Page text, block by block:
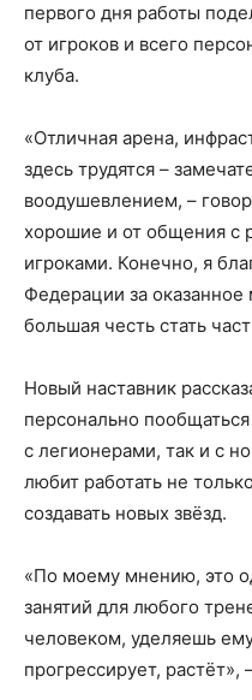
первого дня работы
от игроков и всего
клуба.
«Отличная арена,
здесь трудятся –
воодушевлением, –
хорошие и от общения с
игроками. Конечно, я
Федерации за
большая честь стать
Новый наставник
персонально
с легионерами, так и с
любит работать не
создавать новых звёзд.
«По моему мнению, это
занятий для любого
человеком, уделяешь
прогрессирует,